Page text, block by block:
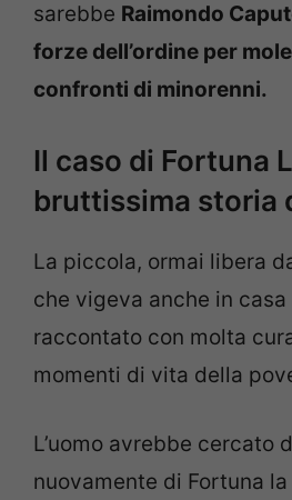
sarebbe Raimondo
forze dell’ordine per
confronti di minorenni.
Il caso di Fortuna
bruttissima storia
La piccola, ormai libera
che vigeva anche in casa
raccontato con molta
momenti di vita della
L’uomo avrebbe cercato
nuovamente di Fortuna